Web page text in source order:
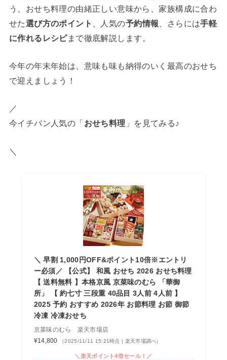
う、おせち料理の由緒正しい意味から、家族構成に合わ
せた選び方のポイント 、人気の予約情報 、さらには手軽
に作れるレシピまで徹底解説します。
今年の年末年始は、意味も味も納得のいく最高のおせち
で迎えましょう！
／
今イチバン人気の「 おせち料理 」を見てみる♪
＼
＼ 早割 1,000円OFF&ポイント10倍※エントリ
ー必須／ 【公式】 和風 おせち 2026 おせち料理
【 送料無料 】本格京風 京菜味のむら 「華御
所」 【 約七寸 三段重 40品目 3人前 4人前 】
2025 予約 おすすめ 2026年 お節料理 お節 御節
冷凍 冷凍おせち
京菜味のむら 楽天市場店
¥14,800
（2025/11/11 15:21時点 | 楽天市場調べ）
＼楽天ポイント4倍セール！／